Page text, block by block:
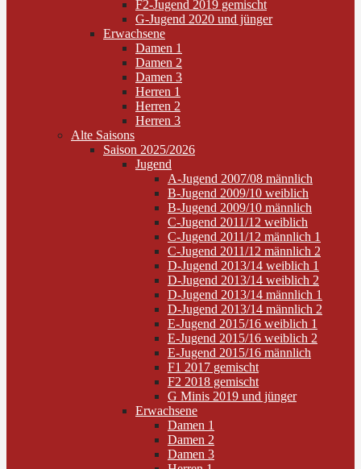
F2-Jugend 2019 gemischt
G-Jugend 2020 und jünger
Erwachsene
Damen 1
Damen 2
Damen 3
Herren 1
Herren 2
Herren 3
Alte Saisons
Saison 2025/2026
Jugend
A-Jugend 2007/08 männlich
B-Jugend 2009/10 weiblich
B-Jugend 2009/10 männlich
C-Jugend 2011/12 weiblich
C-Jugend 2011/12 männlich 1
C-Jugend 2011/12 männlich 2
D-Jugend 2013/14 weiblich 1
D-Jugend 2013/14 weiblich 2
D-Jugend 2013/14 männlich 1
D-Jugend 2013/14 männlich 2
E-Jugend 2015/16 weiblich 1
E-Jugend 2015/16 weiblich 2
E-Jugend 2015/16 männlich
F1 2017 gemischt
F2 2018 gemischt
G Minis 2019 und jünger
Erwachsene
Damen 1
Damen 2
Damen 3